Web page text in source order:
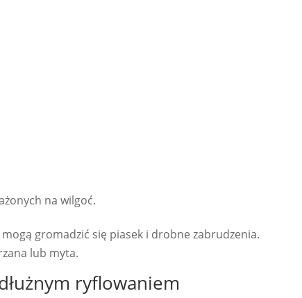
na wilgoć.
gromadzić się piasek i drobne zabrudzenia.
lub myta.
ryflowaniem